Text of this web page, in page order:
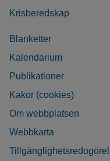
Krisberedskap
Blanketter
Kalendarium
Publikationer
Kakor (cookies)
Om webbplatsen
Webbkarta